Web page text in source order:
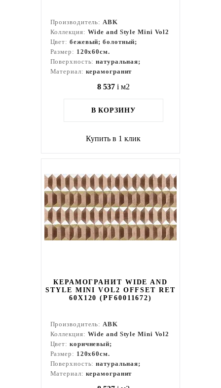
Производитель:ABK
Коллекция: Wide and Style Mini Vol2
Цвет: бежевый; болотный;
Размер: 120x60см.
Поверхность:натуральная;
Материал: керамогранит
8 537 i м2
В КОРЗИНУ
Купить в 1 клик
КЕРАМОГРАНИТ WIDE AND
STYLE MINI VOL2 OFFSET RET
60Х120 (PF60011672)
Производитель:ABK
Коллекция: Wide and Style Mini Vol2
Цвет: коричневый;
Размер: 120x60см.
Поверхность:натуральная;
Материал: керамогранит